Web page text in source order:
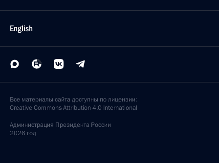
English
Все материалы сайта доступны по лицензии:
Creative Commons Attribution 4.0 International
Администрация Президента России
2026 год